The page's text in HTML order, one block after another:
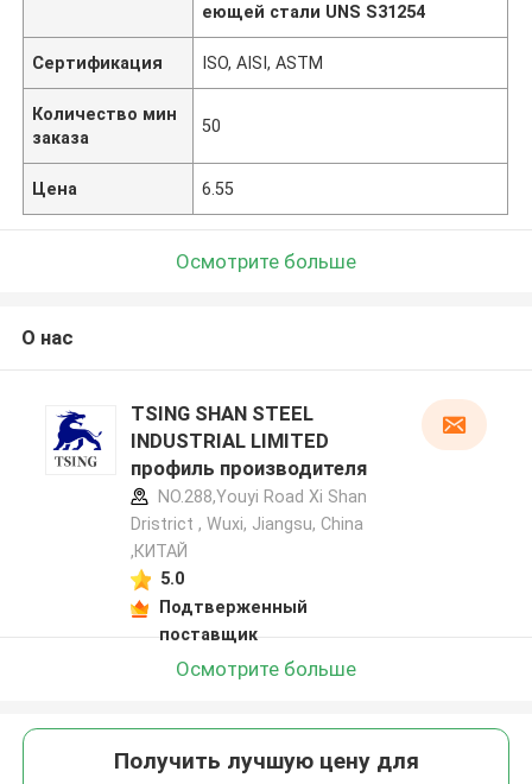
еющей стали UNS S31254
Сертификация ISO, AISI, ASTM
Количество мин
заказа
50
Цена 6.55
Осмотрите больше
О нас
TSING SHAN STEEL
INDUSTRIAL LIMITED
профиль производителя
NO.288,Youyi Road Xi Shan
Dristrict , Wuxi, Jiangsu, China
,КИТАЙ
5.0
Подтверженный
поставщик
Осмотрите больше
Получить лучшую цену для